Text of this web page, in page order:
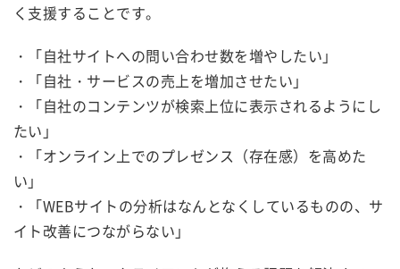
く支援することです。
・「自社サイトへの問い合わせ数を増やしたい」
・「自社・サービスの売上を増加させたい」
・「自社のコンテンツが検索上位に表示されるようにし
たい」
・「オンライン上でのプレゼンス（存在感）を高めた
い」
・「WEBサイトの分析はなんとなくしているものの、サ
イト改善につながらない」